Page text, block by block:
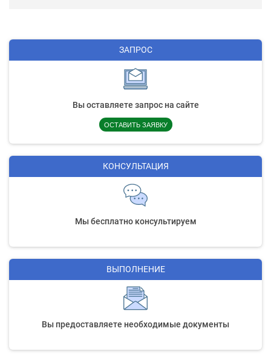
ЗАПРОС
Вы оставляете запрос на сайте
ОСТАВИТЬ ЗАЯВКУ
КОНСУЛЬТАЦИЯ
Мы бесплатно консультируем
ВЫПОЛНЕНИЕ
Вы предоставляете необходимые документы